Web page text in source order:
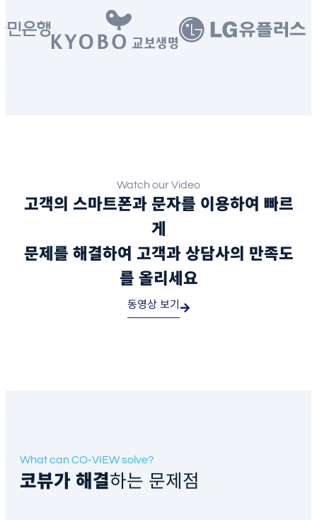
Watch our Video
고객의 스마트폰과 문자를 이용하여 빠르
게
문제를 해결하여 고객과 상담사의 만족도
를 올리세요
동영상 보기
What can CO-VIEW solve?
코뷰가 해결하는 문제점